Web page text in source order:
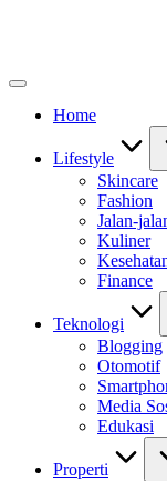
Home
Lifestyle
Skincare
Fashion
Jalan-
Kuliner
Finance
Teknologi
Blogging
Otomotif
Media
Edukasi
Properti